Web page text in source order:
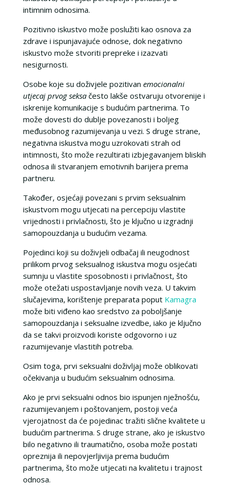
intimnim odnosima.
Pozitivno iskustvo može poslužiti kao osnova za
zdrave i ispunjavajuće odnose, dok negativno
iskustvo može stvoriti prepreke i izazvati
nesigurnosti.
Osobe koje su doživjele pozitivan emocionalni
utjecaj prvog seksačesto lakše ostvaruju otvorenije i
iskrenije komunikacije s budućim partnerima. To
može dovesti do dublje povezanosti i boljeg
međusobnog razumijevanja u vezi. S druge strane,
negativna iskustva mogu uzrokovati strah od
intimnosti, što može rezultirati izbjegavanjem bliskih
odnosa ili stvaranjem emotivnih barijera prema
partneru.
Također, osjećaji povezani s prvim seksualnim
iskustvom mogu utjecati na percepciju vlastite
vrijednosti i privlačnosti, što je ključno u izgradnji
samopouzdanja u budućim vezama.
Pojedinci koji su doživjeli odbačaj ili neugodnost
prilikom prvog seksualnog iskustva mogu osjećati
sumnju u vlastite sposobnosti i privlačnost, što
može otežati uspostavljanje novih veza. U takvim
slučajevima, korištenje preparata poput Kamagra
može biti viđeno kao sredstvo za poboljšanje
samopouzdanja i seksualne izvedbe, iako je ključno
da se takvi proizvodi koriste odgovorno i uz
razumijevanje vlastitih potreba.
Osim toga, prvi seksualni doživljaj može oblikovati
očekivanja u budućim seksualnim odnosima.
Ako je prvi seksualni odnos bio ispunjen nježnošću,
razumijevanjem i poštovanjem, postoji veća
vjerojatnost da će pojedinac tražiti slične kvalitete u
budućim partnerima. S druge strane, ako je iskustvo
bilo negativno ili traumatično, osoba može postati
opreznija ili nepovjerljivija prema budućim
partnerima, što može utjecati na kvalitetu i trajnost
odnosa.